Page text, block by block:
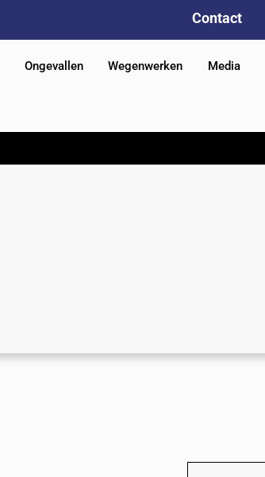
Contact
Ongevallen Wegenwerken Media